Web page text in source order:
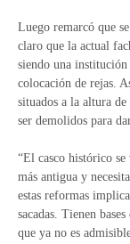
Luego remarcó que
claro que la actual
siendo una
colocación de rejas.
situados a la altura
ser demolidos para
“El casco histórico
más antigua y
estas reformas
sacadas. Tienen
que ya no es